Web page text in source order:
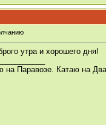
утра и хорошего дня!
на Паравозе. Катаю на